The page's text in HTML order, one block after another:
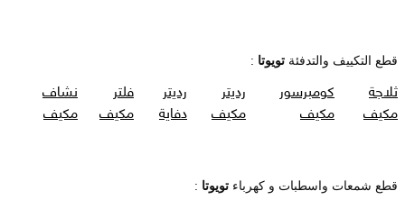
قطع التكييف والتدفئة تويوتا :
ثلاجة
مكيف
كومبرسور
مكيف
رديتر
مكيف
رديتر
دفاية
فلتر
مكيف
نشاف
مكيف
قطع شمعات واسطبات و كهرباء تويوتا :